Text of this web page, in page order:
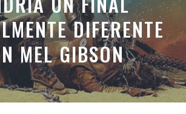
DIFERENTE
MEL GIBSON